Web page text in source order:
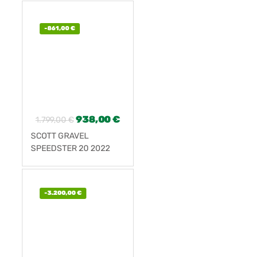
-861,00€
1.799,00€ 938,00€
SCOTT GRAVEL
SPEEDSTER 20 2022
-3.200,00€